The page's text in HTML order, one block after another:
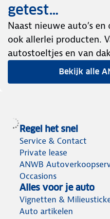
getest…
Naast nieuwe auto’s
ook allerlei producten.
autostoeltjes en van
Bekijk alle
Regel het snel
Service & Contact
Private lease
ANWB
Occasions
Alles voor je auto
Vignetten &
Auto artikelen